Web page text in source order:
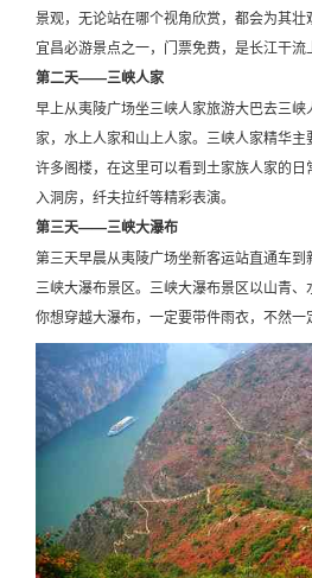
景观，无论站在哪个视角欣赏，都会为其
宜昌必游景点之一，门票免费，是长江干流
第二天——三峡人家
早上从夷陵广场坐三峡人家旅游大巴去三
家，水上人家和山上人家。三峡人家精华
许多阁楼，在这里可以看到土家族人家的日
入洞房，纤夫拉纤等精彩表演。
第三天——三峡大瀑布
第三天早晨从夷陵广场坐新客运站直通车
三峡大瀑布景区。三峡大瀑布景区以山青
你想穿越大瀑布，一定要带件雨衣，不然一